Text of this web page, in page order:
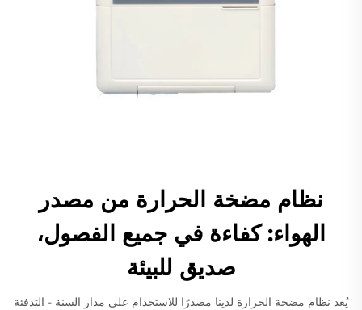
نظام مضخة الحرارة من مصدر
الهواء: كفاءة في جميع الفصول،
صديق للبيئة
يُعد نظام مضخة الحرارة لدينا مصدرًا للاستخدام على مدار السنة - التدفئة